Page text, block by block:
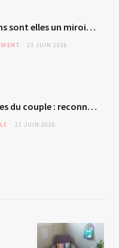
Les relations sont elles un miroir de soi ? L’autre – révélateur malgré lui ?
23 JUIN 2026
Les vacances du couple : reconnexion ou évitement silencieux ?
21 JUIN 2026